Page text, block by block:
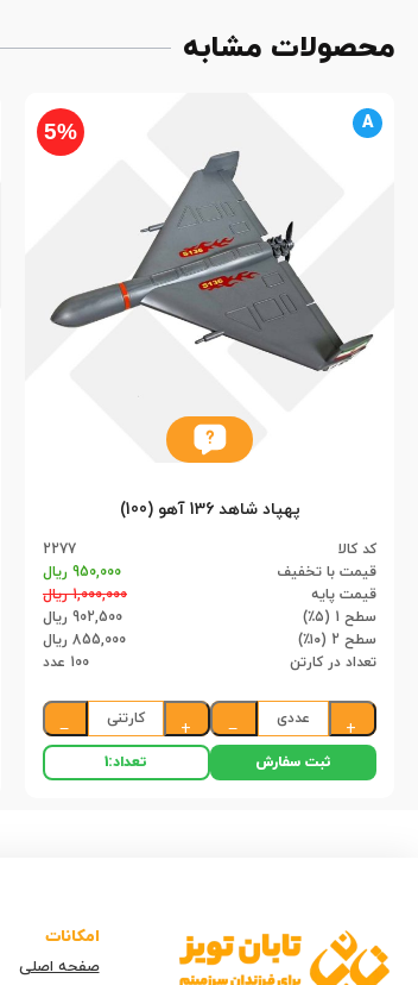
محصولات مشابه
5% A
پهپاد شاهد 136 آهو (100)
کد کالا
2277
قیمت با تخفیف
950,000 ریال
قیمت پایه
1,000,000 ریال
سطح 1 (۵٪)
902,500 ریال
سطح 2 (۱۰٪)
855,000 ریال
تعداد در کارتن
100 عدد
+
عددی
−
+
کارتنی
−
ثبت سفارش تعداد:1
امکانات
صفحه اصلی